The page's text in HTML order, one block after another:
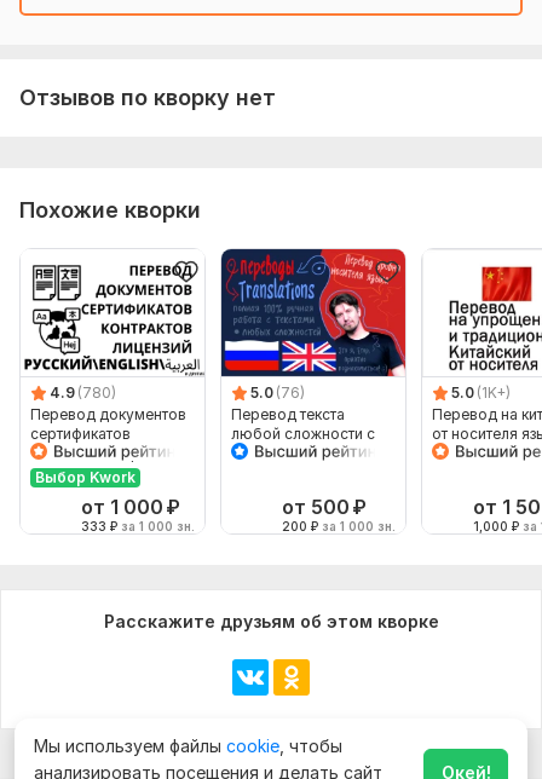
Отзывов по кворку нет
Похожие кворки
4.9 (780)
Перевод документов
сертификатов
лицензий контрактов
апостилей document
Выбор Kwork
от 1 000 ₽
333 ₽ за 1 000 зн.
5.0 (76)
Перевод текста
любой сложности с
английского и на
от 500 ₽
200 ₽ за 1 000 зн.
5.0 (1K+)
Перевод на
от носителя
от 1
1,000 ₽ за
Расскажите друзьям об этом кворке
Мы используем файлы cookie , чтобы
анализировать посещения и делать сайт
Окей!